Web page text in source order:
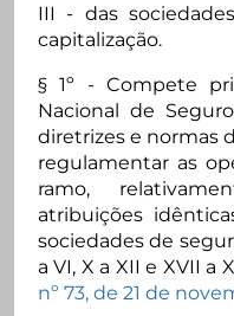
III - das
capitalização.
§ 1º - Compete
Nacional de
diretrizes e normas
regulamentar as
ramo,
atribuições
sociedades de
a VI, X a XII e XVII a
nº 73, de 21 de